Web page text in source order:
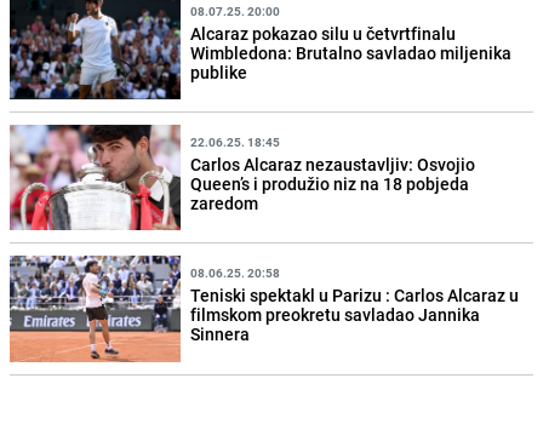
08.07.25. 20:00
Alcaraz pokazao silu u četvrtfinalu
Wimbledona: Brutalno savladao miljenika
publike
22.06.25. 18:45
Carlos Alcaraz nezaustavljiv: Osvojio
Queen’s i produžio niz na 18 pobjeda
zaredom
08.06.25. 20:58
Teniski spektakl u Parizu : Carlos Alcaraz u
filmskom preokretu savladao Jannika
Sinnera